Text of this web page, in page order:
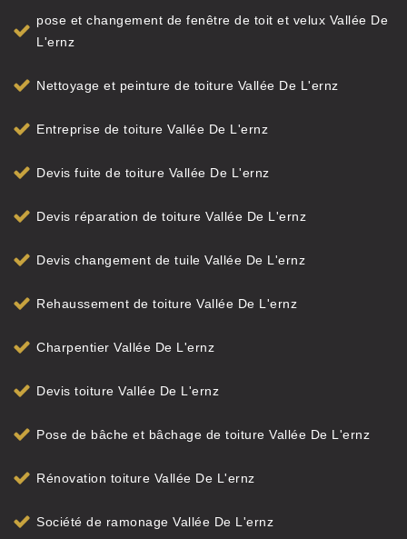
pose et changement de fenêtre de toit et velux Vallée De
L'ernz
Nettoyage et peinture de toiture Vallée De L'ernz
Entreprise de toiture Vallée De L'ernz
Devis fuite de toiture Vallée De L'ernz
Devis réparation de toiture Vallée De L'ernz
Devis changement de tuile Vallée De L'ernz
Rehaussement de toiture Vallée De L'ernz
Charpentier Vallée De L'ernz
Devis toiture Vallée De L'ernz
Pose de bâche et bâchage de toiture Vallée De L'ernz
Rénovation toiture Vallée De L'ernz
Société de ramonage Vallée De L'ernz